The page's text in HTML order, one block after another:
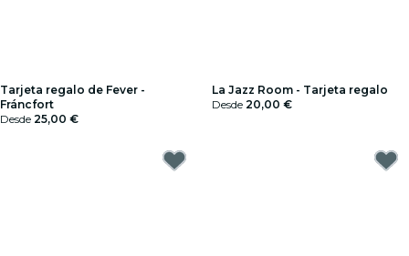
Tarjeta regalo de Fever -
Fráncfort
Desde 25,00 €
La Jazz Room - Tarjeta regalo
Desde 20,00 €